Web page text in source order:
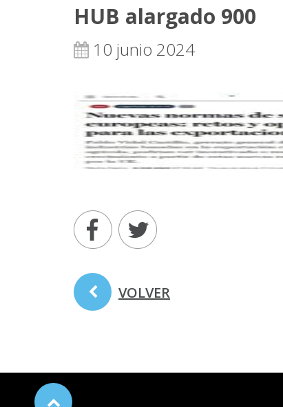
HUB alargado 900
10 junio 2024
VOLVER